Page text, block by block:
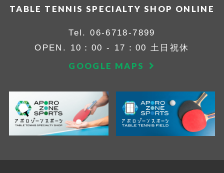
TABLE TENNIS SPECIALTY SHOP ONLINE
Tel.06-6718-7899
OPEN. 10：00 - 17：00 土日祝休
GOOGLE MAPS